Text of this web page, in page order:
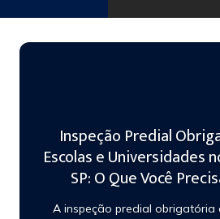
Inspeção Predial
Escolas e Universidades
SP: O Que Você
A inspeção predial obrigatória